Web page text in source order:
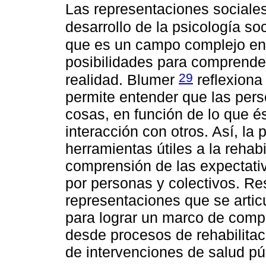
Las representaciones
desarrollo de la psicología
que es un campo complejo
posibilidades para
realidad. Blumer 29
permite entender que las
cosas, en función de lo que
interacción con otros. Así, la
herramientas útiles a la
comprensión de las
por personas y colectivos.
representaciones que se
para lograr un marco de
desde procesos de
de intervenciones de salud